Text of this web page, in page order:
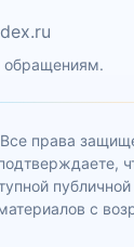
обращениям.
права
с